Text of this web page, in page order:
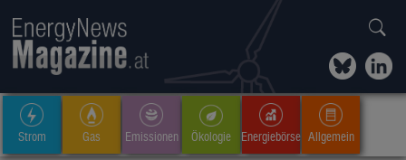
Strom Gas Emissionen Ökologie Energiebörse Allgemein